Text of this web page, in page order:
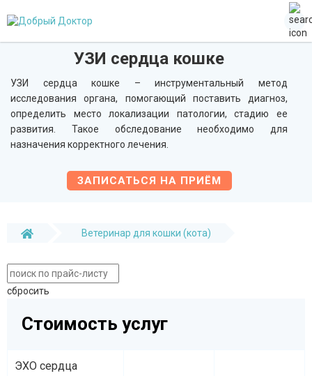
УЗИ сердца кошке
УЗИ сердца кошке – инструментальный метод
исследования органа, помогающий поставить диагноз,
определить место локализации патологии, стадию ее
развития. Такое обследование необходимо для
назначения корректного лечения.
ЗАПИСАТЬСЯ НА ПРИЁМ
Ветеринар для кошки (кота)
сбросить
Стоимость услуг
ЭХО сердца